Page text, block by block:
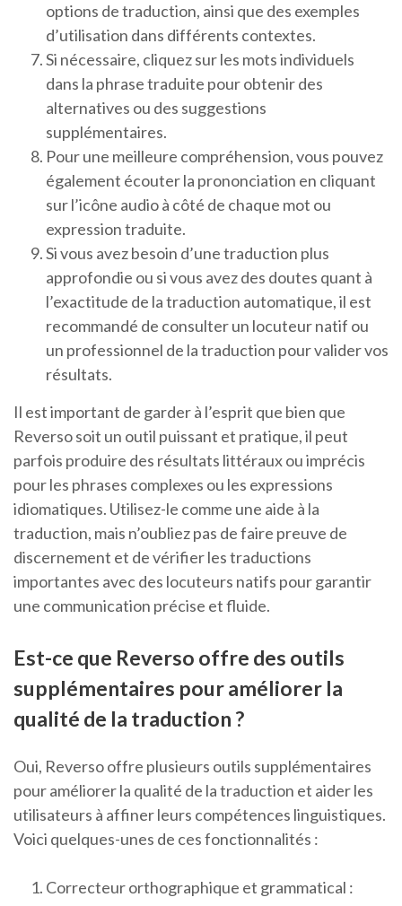
options de traduction, ainsi que des exemples
d’utilisation dans différents contextes.
Si nécessaire, cliquez sur les mots individuels
dans la phrase traduite pour obtenir des
alternatives ou des suggestions
supplémentaires.
Pour une meilleure compréhension, vous pouvez
également écouter la prononciation en cliquant
sur l’icône audio à côté de chaque mot ou
expression traduite.
Si vous avez besoin d’une traduction plus
approfondie ou si vous avez des doutes quant à
l’exactitude de la traduction automatique, il est
recommandé de consulter un locuteur natif ou
un professionnel de la traduction pour valider vos
résultats.
Il est important de garder à l’esprit que bien que
Reverso soit un outil puissant et pratique, il peut
parfois produire des résultats littéraux ou imprécis
pour les phrases complexes ou les expressions
idiomatiques. Utilisez-le comme une aide à la
traduction, mais n’oubliez pas de faire preuve de
discernement et de vérifier les traductions
importantes avec des locuteurs natifs pour garantir
une communication précise et fluide.
Est-ce que Reverso offre des outils
supplémentaires pour améliorer la
qualité de la traduction ?
Oui, Reverso offre plusieurs outils supplémentaires
pour améliorer la qualité de la traduction et aider les
utilisateurs à affiner leurs compétences linguistiques.
Voici quelques-unes de ces fonctionnalités :
Correcteur orthographique et grammatical :